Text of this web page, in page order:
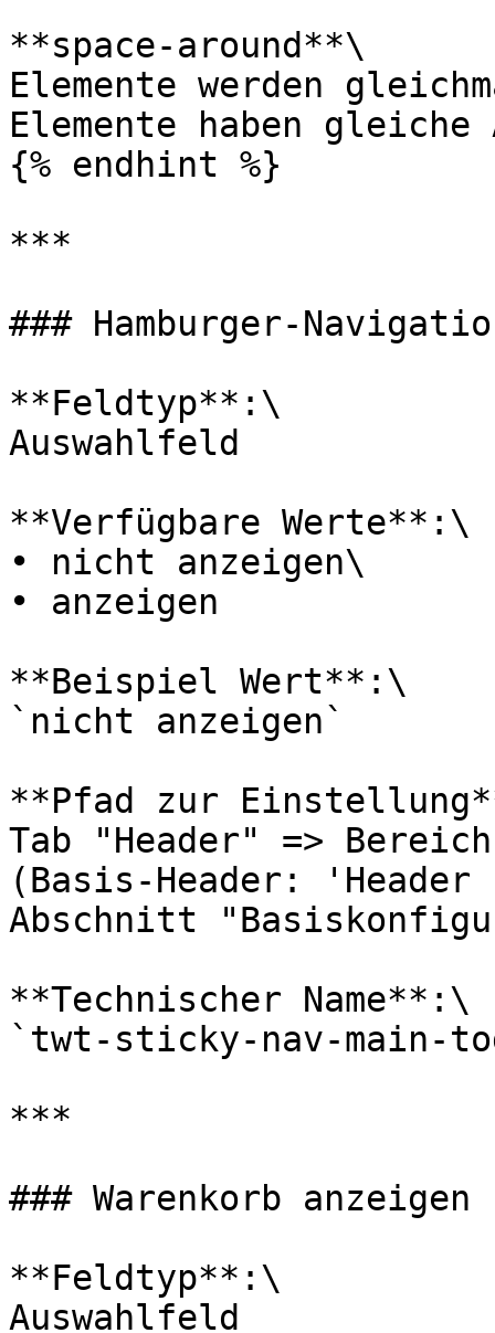
**space-around**\
Elemente werden
Elemente haben gleiche
{% endhint %}
***
### Hamburger-
**Feldtyp**:\
Auswahlfeld
**Verfügbare Werte**:\
• nicht anzeigen\
• anzeigen
**Beispiel Wert**:\
`nicht anzeigen`
**Pfad zur
Tab "Header" =>
(Basis-Header:
Abschnitt
**Technischer Name**:\
`twt-sticky-nav-main-
***
### Warenkorb anzeigen
**Feldtyp**:\
Auswahlfeld